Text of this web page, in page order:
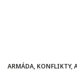
ARMÁDA, KONFLIKTY,